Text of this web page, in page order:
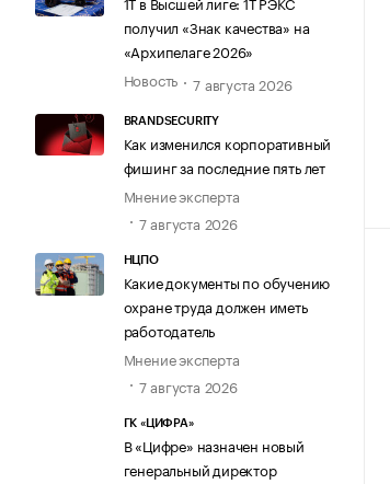
получил «Знак качества» на
«Архипелаге 2026»
Новость
7 августа 2026
BRANDSECURITY
Как изменился корпоративный
фишинг за последние пять лет
Мнение эксперта
7 августа 2026
НЦПО
Какие документы по обучению
охране труда должен иметь
работодатель
Мнение эксперта
7 августа 2026
ГК «ЦИФРА»
В «Цифре» назначен новый
генеральный директор